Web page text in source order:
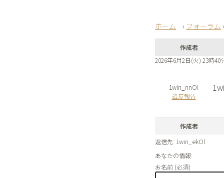
› フォーラム ›
作成者
2026年6月2日(火) 23時40
1win_nnOl
違反報告
作成者
返信先: 1win_ekOl
あなたの情報:
お名前 (必須)